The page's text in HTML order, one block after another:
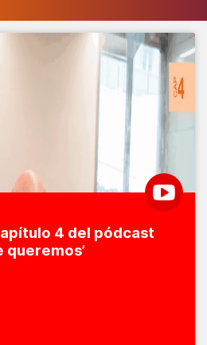
4 del pódcast
queremos’